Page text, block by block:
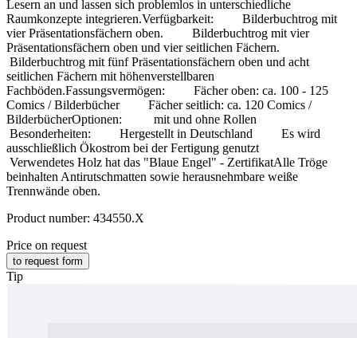
Lesern an und lassen sich problemlos in unterschiedliche
Raumkonzepte integrieren.Verfügbarkeit: Bilderbuchtrog mit
vier Präsentationsfächern oben. Bilderbuchtrog mit vier
Präsentationsfächern oben und vier seitlichen Fächern.
Bilderbuchtrog mit fünf Präsentationsfächern oben und acht
seitlichen Fächern mit höhenverstellbaren
Fachböden.Fassungsvermögen: Fächer oben: ca. 100 - 125
Comics / Bilderbücher Fächer seitlich: ca. 120 Comics /
BilderbücherOptionen: mit und ohne Rollen
Besonderheiten: Hergestellt in Deutschland Es wird
ausschließlich Ökostrom bei der Fertigung genutzt
Verwendetes Holz hat das "Blaue Engel" - ZertifikatAlle Tröge
beinhalten Antirutschmatten sowie herausnehmbare weiße
Trennwände oben.
Product number: 434550.X
Price on request
to request form
Tip